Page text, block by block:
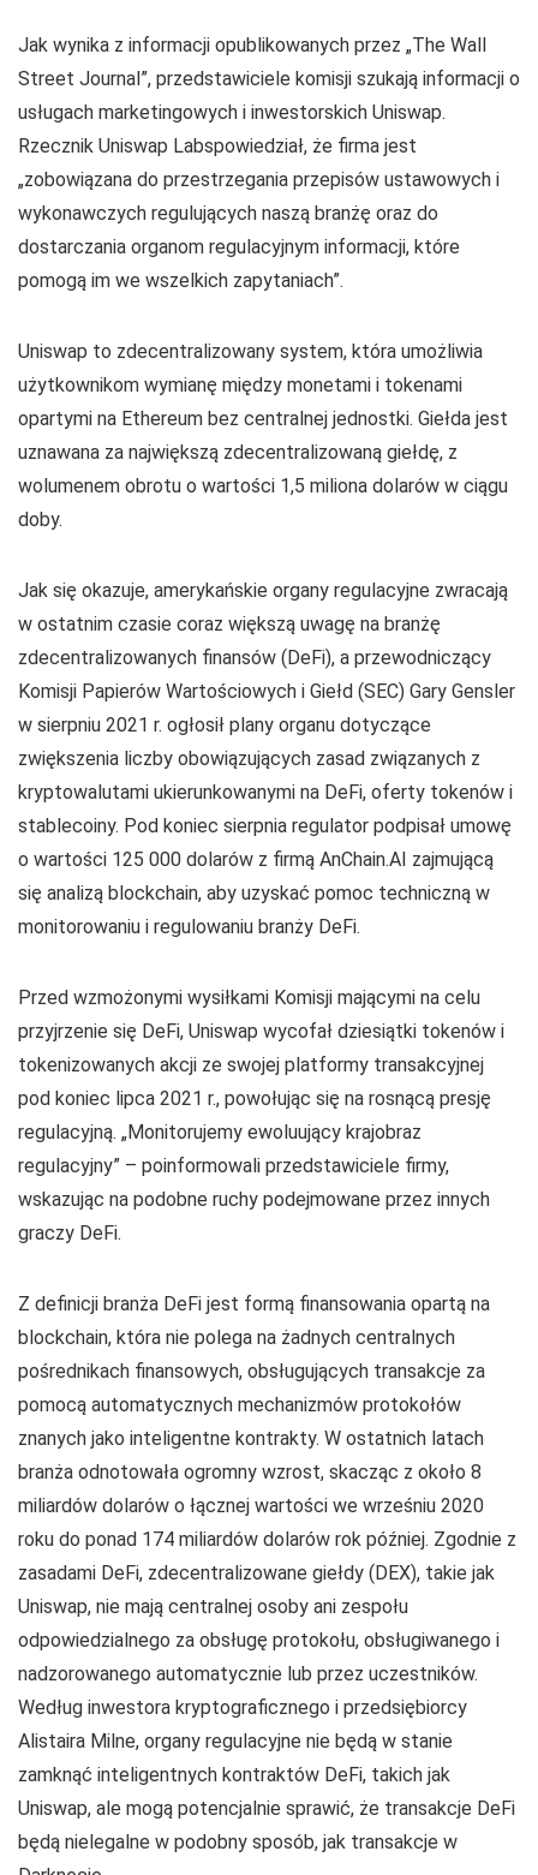
Jak wynika z informacji opublikowanych przez „The Wall
Street Journal”, przedstawiciele komisji szukają informacji o
usługach marketingowych i inwestorskich Uniswap.
Rzecznik Uniswap Labspowiedział, że firma jest
„zobowiązana do przestrzegania przepisów ustawowych i
wykonawczych regulujących naszą branżę oraz do
dostarczania organom regulacyjnym informacji, które
pomogą im we wszelkich zapytaniach”.
Uniswap to zdecentralizowany system, która umożliwia
użytkownikom wymianę między monetami i tokenami
opartymi na Ethereum bez centralnej jednostki. Giełda jest
uznawana za największą zdecentralizowaną giełdę, z
wolumenem obrotu o wartości 1,5 miliona dolarów w ciągu
doby.
Jak się okazuje, amerykańskie organy regulacyjne zwracają
w ostatnim czasie coraz większą uwagę na branżę
zdecentralizowanych finansów (DeFi), a przewodniczący
Komisji Papierów Wartościowych i Giełd (SEC) Gary Gensler
w sierpniu 2021 r. ogłosił plany organu dotyczące
zwiększenia liczby obowiązujących zasad związanych z
kryptowalutami ukierunkowanymi na DeFi, oferty tokenów i
stablecoiny. Pod koniec sierpnia regulator podpisał umowę
o wartości 125 000 dolarów z firmą AnChain.AI zajmującą
się analizą blockchain, aby uzyskać pomoc techniczną w
monitorowaniu i regulowaniu branży DeFi.
Przed wzmożonymi wysiłkami Komisji mającymi na celu
przyjrzenie się DeFi, Uniswap wycofał dziesiątki tokenów i
tokenizowanych akcji ze swojej platformy transakcyjnej
pod koniec lipca 2021 r., powołując się na rosnącą presję
regulacyjną. „Monitorujemy ewoluujący krajobraz
regulacyjny” – poinformowali przedstawiciele firmy,
wskazując na podobne ruchy podejmowane przez innych
graczy DeFi.
Z definicji branża DeFi jest formą finansowania opartą na
blockchain, która nie polega na żadnych centralnych
pośrednikach finansowych, obsługujących transakcje za
pomocą automatycznych mechanizmów protokołów
znanych jako inteligentne kontrakty. W ostatnich latach
branża odnotowała ogromny wzrost, skacząc z około 8
miliardów dolarów o łącznej wartości we wrześniu 2020
roku do ponad 174 miliardów dolarów rok później. Zgodnie z
zasadami DeFi, zdecentralizowane giełdy (DEX), takie jak
Uniswap, nie mają centralnej osoby ani zespołu
odpowiedzialnego za obsługę protokołu, obsługiwanego i
nadzorowanego automatycznie lub przez uczestników.
Według inwestora kryptograficznego i przedsiębiorcy
Alistaira Milne, organy regulacyjne nie będą w stanie
zamknąć inteligentnych kontraktów DeFi, takich jak
Uniswap, ale mogą potencjalnie sprawić, że transakcje DeFi
będą nielegalne w podobny sposób, jak transakcje w